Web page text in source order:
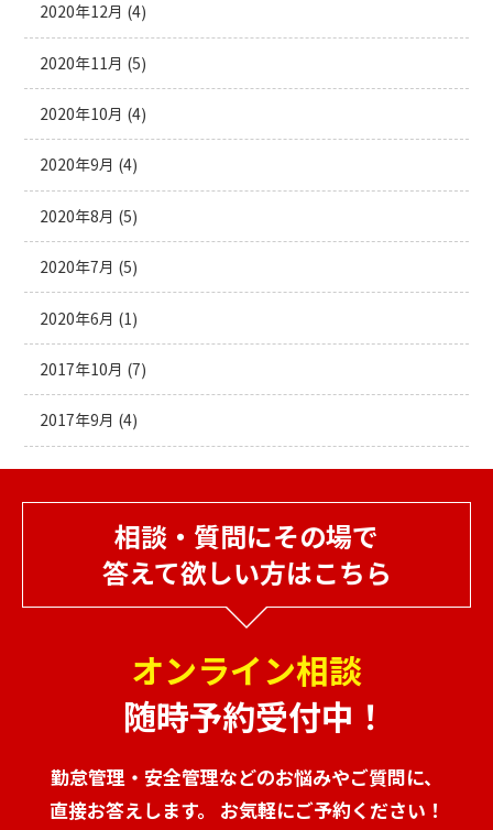
2020年12月 (4)
2020年11月 (5)
2020年10月 (4)
2020年9月 (4)
2020年8月 (5)
2020年7月 (5)
2020年6月 (1)
2017年10月 (7)
2017年9月 (4)
相談・質問にその場で
答えて欲しい方はこちら
オンライン相談
随時予約受付中！
勤怠管理・安全管理などのお悩みやご質問に、
直接お答えします。 お気軽にご予約ください！